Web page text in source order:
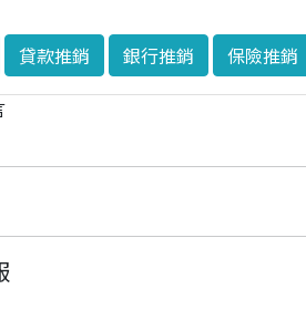
貸款推銷 銀行推銷 保險推銷